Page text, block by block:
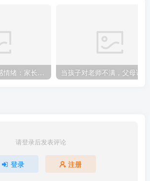
孩子与老师的反感情绪：家长该如何正确引导？
请登录后发表评论
登录 注册